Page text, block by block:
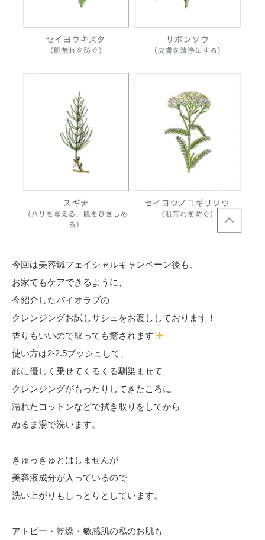
今回は美容鍼フェイシャルキャンペーン後も、
お家でもケアできるように、
今紹介したバイオラブの
クレンジングお試しサシェをお渡ししております！
香りもいいので取っても癒されます
使い方は2-2.5プッシュして、
顔に優しく乗せてくるくる馴染ませて
クレンジングがもったりしてきたころに
濡れたコットンなどで拭き取りをしてから
ぬるま湯で洗います。
きゅっきゅとはしませんが
美容液成分が入っているので
洗い上がりもしっとりとしています。
アトピー・乾燥・敏感肌の私のお肌も